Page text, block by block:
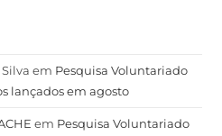
em Pesquisa Voluntariado
lançados em agosto
em Pesquisa Voluntariado